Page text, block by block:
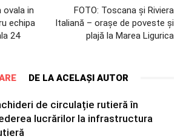
ovala in
echipa
24
FOTO: Toscana şi Riviera
Italiană – oraşe de poveste şi
plajă la Marea Ligurica
DE LA ACELAȘI AUTOR
de circulație rutieră în
lucrărilor la infrastructura